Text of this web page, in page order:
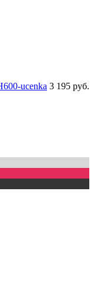
ucenka 3 195 руб.